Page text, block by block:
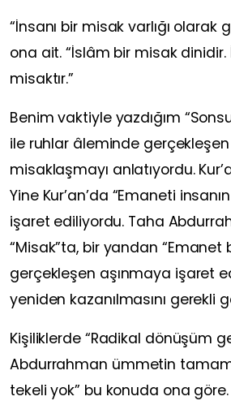
“İnsanı bir misak varlığı olarak
ona ait. “İslâm bir misak dinidir.
misaktır.”
Benim vaktiyle yazdığım
ile ruhlar âleminde
misaklaşmayı anlatıyordu.
Yine Kur’an’da “Emaneti
işaret ediliyordu. Taha
“Misak”ta, bir yandan “Emanet
gerçekleşen aşınmaya işaret
yeniden kazanılmasını gerekli
Kişiliklerde “Radikal dönüşüm
Abdurrahman ümmetin
tekeli yok” bu konuda ona göre.